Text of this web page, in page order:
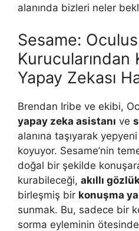
alanında bizleri neler
Sesame: Oculus
Kurucularından
Yapay Zekası
Brendan Iribe ve ekibi,
yapay zeka asistanı ve
alanına taşıyarak
koyuyor. Sesame’nin
doğal bir şekilde
kurabileceği, akıllı
birleşmiş bir konuşma
sunmak. Bu, sadece bir
sorma eyleminin